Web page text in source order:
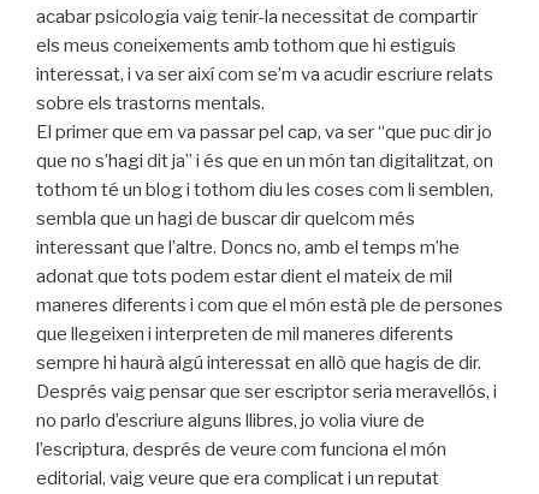
acabar psicologia vaig tenir-la necessitat de compartir
els meus coneixements amb tothom que hi estiguis
interessat, i va ser així com se’m va acudir escriure relats
sobre els trastorns mentals.
El primer que em va passar pel cap, va ser “que puc dir jo
que no s’hagi dit ja” i és que en un món tan digitalitzat, on
tothom té un blog i tothom diu les coses com li semblen,
sembla que un hagi de buscar dir quelcom més
interessant que l’altre. Doncs no, amb el temps m’he
adonat que tots podem estar dient el mateix de mil
maneres diferents i com que el món està ple de persones
que llegeixen i interpreten de mil maneres diferents
sempre hi haurà algú interessat en allò que hagis de dir.
Després vaig pensar que ser escriptor seria meravellós, i
no parlo d’escriure alguns llibres, jo volia viure de
l’escriptura, després de veure com funciona el món
editorial, vaig veure que era complicat i un reputat